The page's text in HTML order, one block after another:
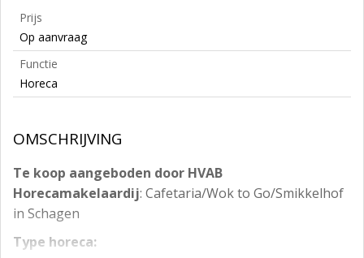
Prijs
Op aanvraag
Functie
Horeca
OMSCHRIJVING
Te koop aangeboden door HVAB
Horecamakelaardij: Cafetaria/Wok to Go/Smikkelhof
in Schagen
Type horeca: